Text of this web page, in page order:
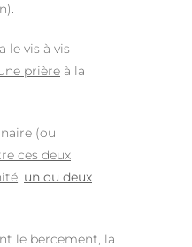
le vis à vis
prière à la
(ou
ces deux
, un ou deux
le bercement, la